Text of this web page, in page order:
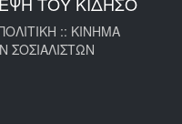
:: ΚΙΝΗΜΑ